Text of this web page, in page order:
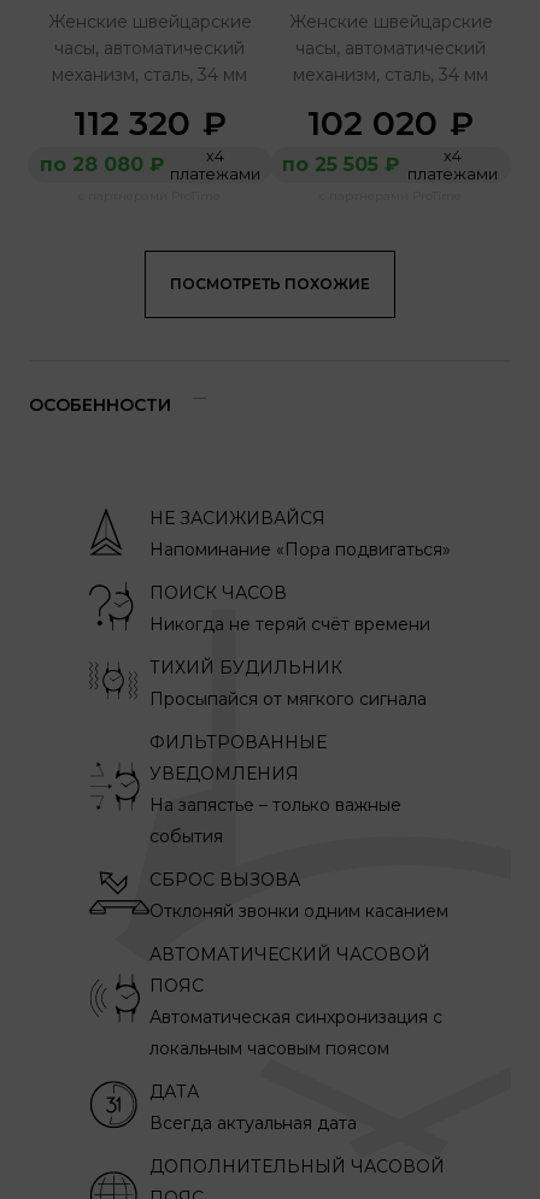
Женские швейцарские
часы, автоматический
механизм, сталь, 34 мм
112 320 ₽
по 28 080 ₽
х4
платежами
Женские швейцарские
часы, автоматический
механизм, сталь, 34 мм
102 020 ₽
по 25 505 ₽
х4
платежами
ПОСМОТРЕТЬ ПОХОЖИЕ
ОСОБЕННОСТИ
НЕ ЗАСИЖИВАЙСЯ
Напоминание «Пора подвигаться»
ПОИСК ЧАСОВ
Никогда не теряй счёт времени
ТИХИЙ БУДИЛЬНИК
Просыпайся от мягкого сигнала
ФИЛЬТРОВАННЫЕ
УВЕДОМЛЕНИЯ
На запястье – только важные
события
СБРОС ВЫЗОВА
Отклоняй звонки одним касанием
АВТОМАТИЧЕСКИЙ ЧАСОВОЙ
ПОЯС
Автоматическая синхронизация с
локальным часовым поясом
ДАТА
Всегда актуальная дата
ДОПОЛНИТЕЛЬНЫЙ ЧАСОВОЙ